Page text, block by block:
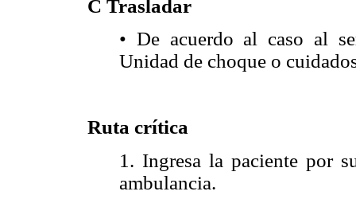
C Trasladar
• De acuerdo al caso al
Unidad de choque o
Ruta crítica
1. Ingresa la paciente por
ambulancia.